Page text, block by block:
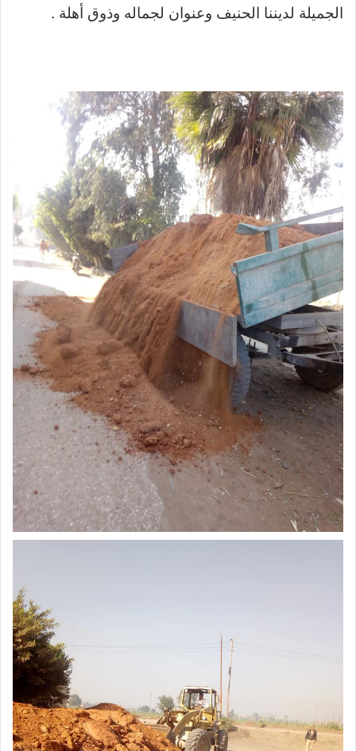
الجميلة لديننا الحنيف وعنوان لجماله وذوق أهلة .